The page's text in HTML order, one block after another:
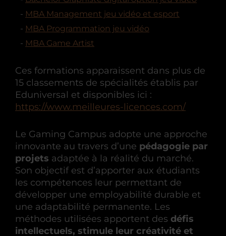
MBA Management jeu vidéo et esport
MBA Programmation jeu vidéo
MBA Game Artist
Ces formations apparaissent dans plus de
15 classements de spécialités établis par
Eduniversal et disponibles ici :
https://www.meilleures-licences.com/
Le Gaming Campus adopte une approche
innovante au travers d’une pédagogie par
projets adaptée à la réalité du marché.
Son objectif est d’apporter aux étudiants
les compétences leur permettant de
développer une employabilité durable et
une adaptabilité permanente. Les
méthodes utilisées apportent des défis
intellectuels, stimule leur créativité et